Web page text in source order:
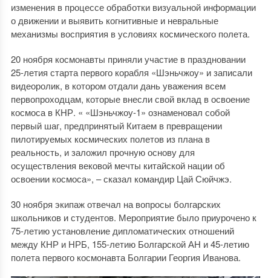
изменения в процессе обработки визуальной информации
о движении и выявить когнитивные и невральные
механизмы восприятия в условиях космического полета.
20 ноября космонавты приняли участие в праздновании
25-летия старта первого корабля «Шэньчжоу» и записали
видеоролик, в котором отдали дань уважения всем
первопроходцам, которые внесли свой вклад в освоение
космоса в КНР. « «Шэньчжоу-1» ознаменовал собой
первый шаг, предпринятый Китаем в превращении
пилотируемых космических полетов из плана в
реальность, и заложил прочную основу для
осуществления вековой мечты китайской нации об
освоении космоса», – сказал командир Цай Сюйчжэ.
30 ноября экипаж отвечал на вопросы болгарских
школьников и студентов. Мероприятие было приурочено к
75-летию установление дипломатических отношений
между КНР и НРБ, 155-летию Болгарской АН и 45-летию
полета первого космонавта Болгарии Георгия Иванова.